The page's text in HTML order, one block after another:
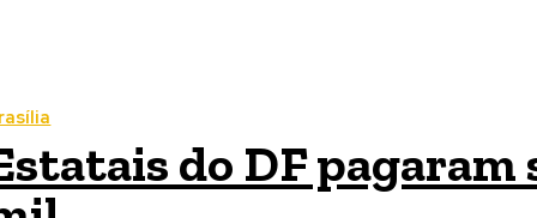
do DF pagaram